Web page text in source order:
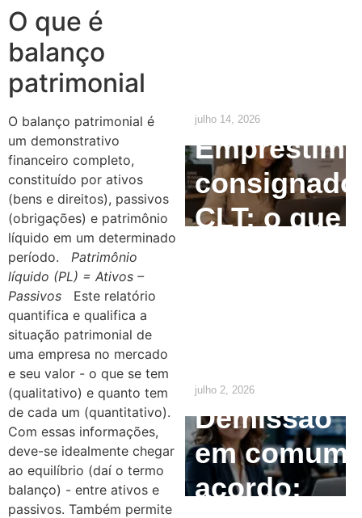
O que é
balanço
patrimonial
O balanço patrimonial é
um demonstrativo
financeiro completo,
constituído por ativos
(bens e direitos), passivos
(obrigações) e patrimônio
líquido em um determinado
período. Patrimônio
líquido (PL) = Ativos –
Passivos Este relatório
quantifica e qualifica a
situação patrimonial de
uma empresa no mercado
e seu valor - o que se tem
(qualitativo) e quanto tem
de cada um (quantitativo).
Com essas informações,
deve-se idealmente chegar
ao equilíbrio (daí o termo
balanço) - entre ativos e
passivos. Também permite
julho 14, 2026
Empréstimo
consignado
CLT: o que
julho 2, 2026
Demissão
em comum
acordo: